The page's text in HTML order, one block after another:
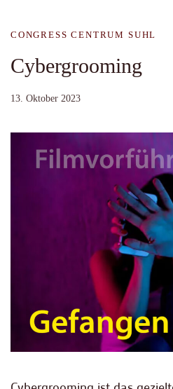
CONGRESS CENTRUM SUHL
Cybergrooming
13. Oktober 2023